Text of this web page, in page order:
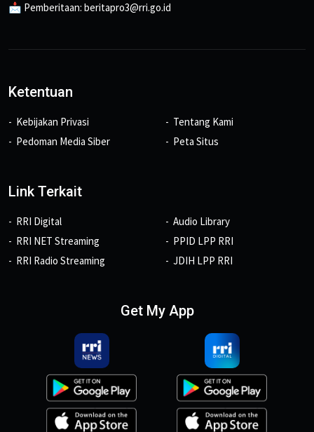
📩 Pemberitaan: beritapro3@rri.go.id
Ketentuan
Kebijakan Privasi
Pedoman Media Siber
Tentang Kami
Peta Situs
Link Terkait
RRI Digital
RRI NET Streaming
RRI Radio Streaming
Audio Library
PPID LPP RRI
JDIH LPP RRI
Get My App